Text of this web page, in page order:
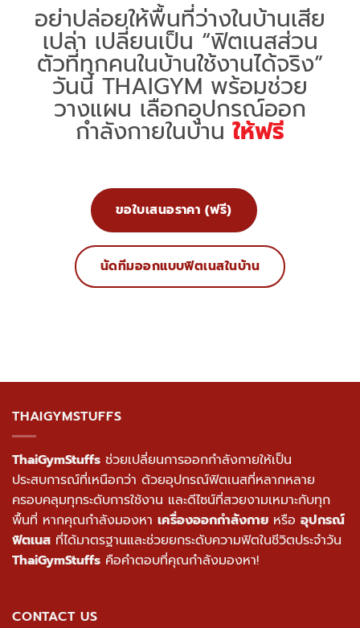
อย่าปล่อยให้พื้นที่ว่างในบ้านเสีย
เปล่า เปลี่ยนเป็น “ฟิตเนสส่วน
ตัวที่ทุกคนในบ้านใช้งานได้จริง”
วันนี้ THAIGYM พร้อมช่วย
วางแผน เลือกอุปกรณ์ออก
กำลังกายในบ้านให้ฟรี
ขอใบเสนอราคา (ฟรี)
นัดทีมออกแบบฟิตเนสในบ้าน
THAIGYMSTUFFS
ThaiGymStuffs ช่วยเปลี่ยนการออกกำลังกายให้เป็น
ประสบการณ์ที่เหนือกว่า ด้วยอุปกรณ์ฟิตเนสที่หลากหลาย
ครอบคลุมทุกระดับการใช้งาน และดีไซน์ที่สวยงามเหมาะกับทุก
พื้นที่ หากคุณกำลังมองหา เครื่องออกกำลังกาย หรือ อุปกรณ์
ฟิตเนส ที่ได้มาตรฐานและช่วยยกระดับความฟิตในชีวิตประจำวัน
ThaiGymStuffs คือคำตอบที่คุณกำลังมองหา!
CONTACT US